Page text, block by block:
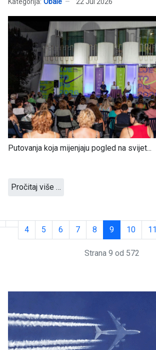
Kategorija: Obale 22 Jul 2026
Putovanja koja mijenjaju pogled na svijet...
Pročitaj više …
4 5 6 7 8 9 10 11
Strana 9 od 572